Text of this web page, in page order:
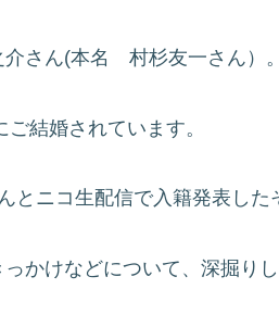
さん(本名 村杉友一さん）。
結婚されています。
ニコ生配信で入籍発表した
かけなどについて、深掘り